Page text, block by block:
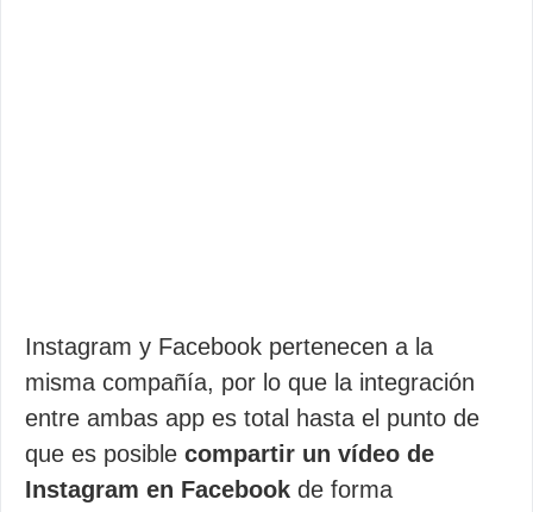
Instagram y Facebook pertenecen a la
misma compañía, por lo que la integración
entre ambas app es total hasta el punto de
que es posible compartir un vídeo de
Instagram en Facebook de forma